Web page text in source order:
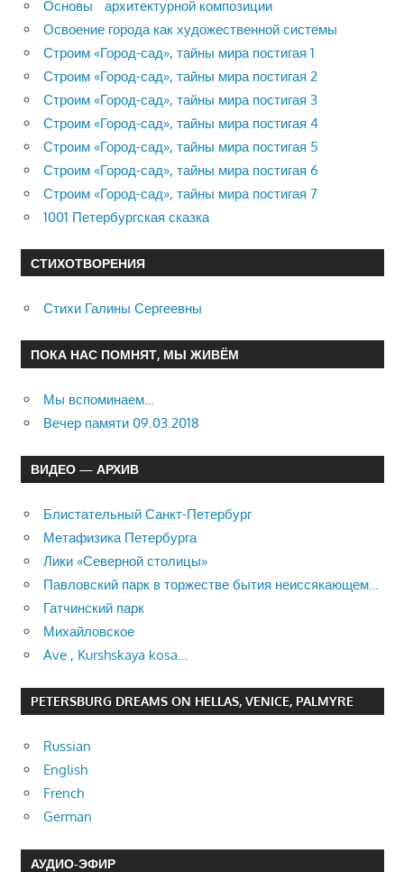
Основы архитектурной композиции
Освоение города как художественной системы
Строим «Город-сад», тайны мира постигая 1
Строим «Город-сад», тайны мира постигая 2
Строим «Город-сад», тайны мира постигая 3
Строим «Город-сад», тайны мира постигая 4
Строим «Город-сад», тайны мира постигая 5
Строим «Город-сад», тайны мира постигая 6
Строим «Город-сад», тайны мира постигая 7
1001 Петербургская сказка
СТИХОТВОРЕНИЯ
Стихи Галины Сергеевны
ПОКА НАС ПОМНЯТ, МЫ ЖИВЁМ
Мы вспоминаем…
Вечер памяти 09.03.2018
ВИДЕО — АРХИВ
Блистательный Санкт-Петербург
Метафизика Петербурга
Лики «Северной столицы»
Павловский парк в торжестве бытия неиссякающем…
Гатчинский парк
Михайловское
Ave , Kurshskaya kosa…
PETERSBURG DREAMS ON HELLAS, VENICE, PALMYRE
Russian
English
French
German
АУДИО-ЭФИР